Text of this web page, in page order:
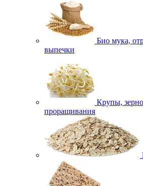
Био мука,
выпечки
Крупы,
проращивания